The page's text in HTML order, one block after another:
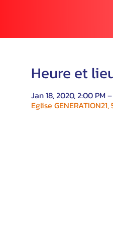
Heure et
Jan 18, 2020, 2:00 PM
Eglise